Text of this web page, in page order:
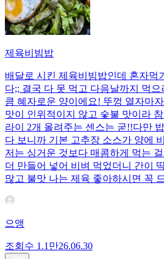
제육비빔밥
배달로 시킨 제육비빔밥인데 혼자먹
다;; 결국 다 못 먹고 다음날까지 먹
큼 혜자로운 양이에요! 뚜껑 열자마
맛이 인위적이지 않고 숯불 맛이라
라이 2개 올려주는 센스는 굳!! ​다만
다 보니까 기본 고추장 소스가 양에
저는 싱거운 것보다 매콤하게 먹는
더 만들어 넣어 비벼 먹었더니 간이
많고 불맛 나는 제육 좋아하시면 꼭
으앵
조회수 1.1만26.06.30